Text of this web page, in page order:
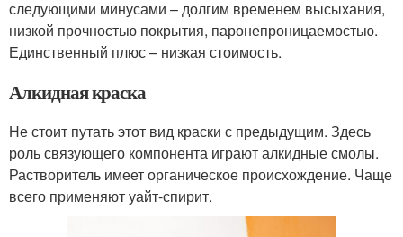
следующими минусами – долгим временем высыхания,
низкой прочностью покрытия, паронепроницаемостью.
Единственный плюс – низкая стоимость.
Алкидная краска
Не стоит путать этот вид краски с предыдущим. Здесь
роль связующего компонента играют алкидные смолы.
Растворитель имеет органическое происхождение. Чаще
всего применяют уайт-спирит.